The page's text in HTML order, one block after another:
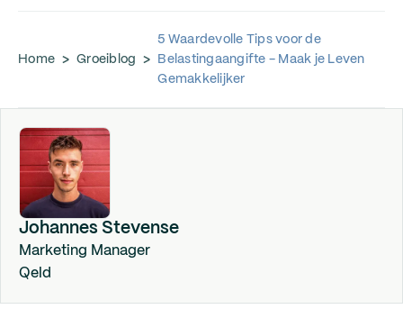
Home > Groeiblog >
5 Waardevolle Tips voor de
Belastingaangifte - Maak je Leven
Gemakkelijker‍
Johannes Stevense
Marketing Manager
Qeld